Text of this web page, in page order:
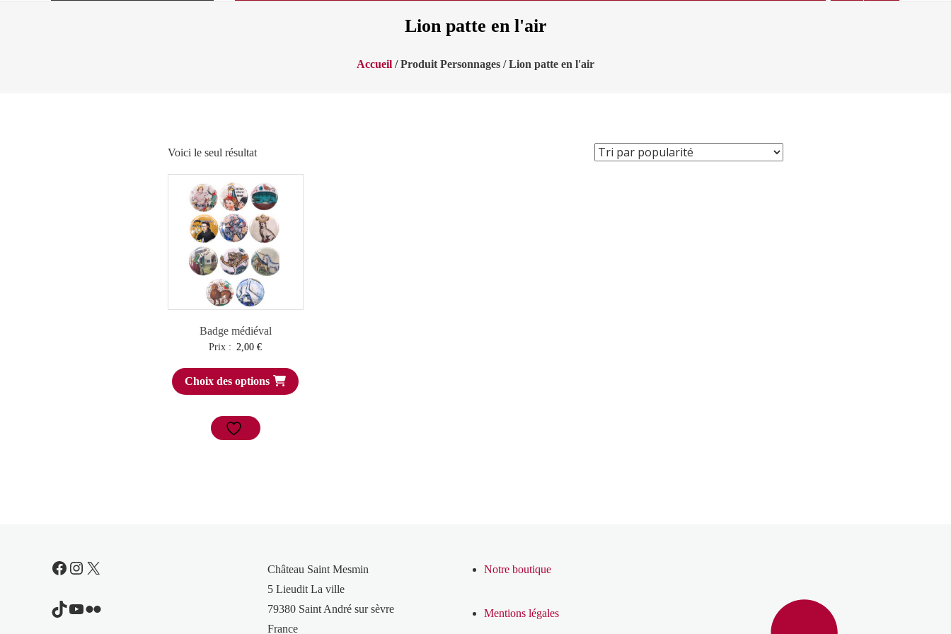
Lion patte en l'air
Accueil / Produit Personnages / Lion patte en l'air
Voici le seul résultat
Badge médiéval
Prix : 2,00€
Choix des options
Facebook
Instagram
X
TikTok
YouTube
Flickr
Château Saint Mesmin
5 Lieudit La ville
79380 Saint André sur sèvre
France
Notre boutique
Mentions légales